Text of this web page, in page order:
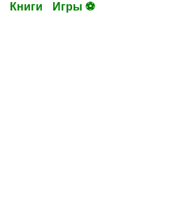
Книги Игры ⚽